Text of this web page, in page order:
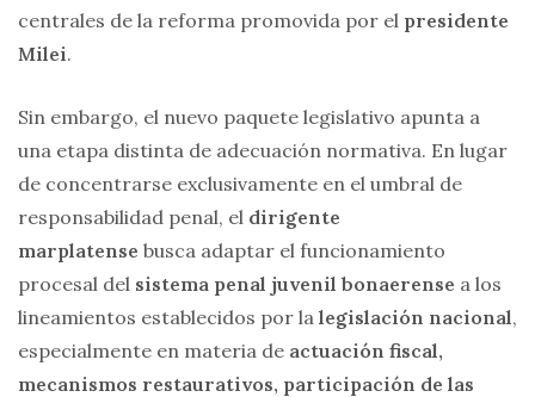
centrales de la reforma promovida por el presidente
Milei.
Sin embargo, el nuevo paquete legislativo apunta a
una etapa distinta de adecuación normativa. En lugar
de concentrarse exclusivamente en el umbral de
responsabilidad penal, el dirigente
marplatense busca adaptar el funcionamiento
procesal del sistema penal juvenil bonaerense a los
lineamientos establecidos por la legislación nacional,
especialmente en materia de actuación fiscal,
mecanismos restaurativos, participación de las